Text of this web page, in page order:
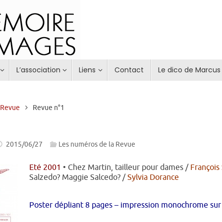
L’association Liens Contact Le dico de Marcus
Revue n°1
2015/06/27 Les numéros de la Revue
Eté 2001 • Chez Martin, tailleur pour dames / François
Salzedo? Maggie Salcedo? /Sylvia Dorance
Poster dépliant 8 pages – impression monochrome